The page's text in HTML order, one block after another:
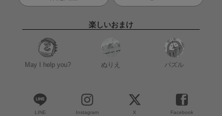
楽しいおまけ
May I help you? ぬりえ パズル
LINE Instagram X Facebook